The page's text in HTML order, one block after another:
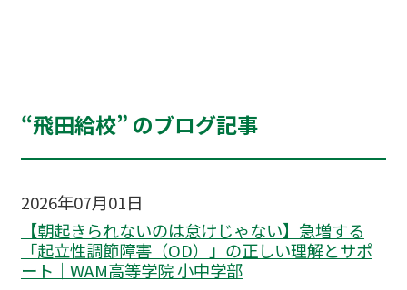
“飛田給校” のブログ記事
2026年07月01日
【朝起きられないのは怠けじゃない】急増する
「起立性調節障害（OD）」の正しい理解とサポ
ート｜WAM高等学院 小中学部